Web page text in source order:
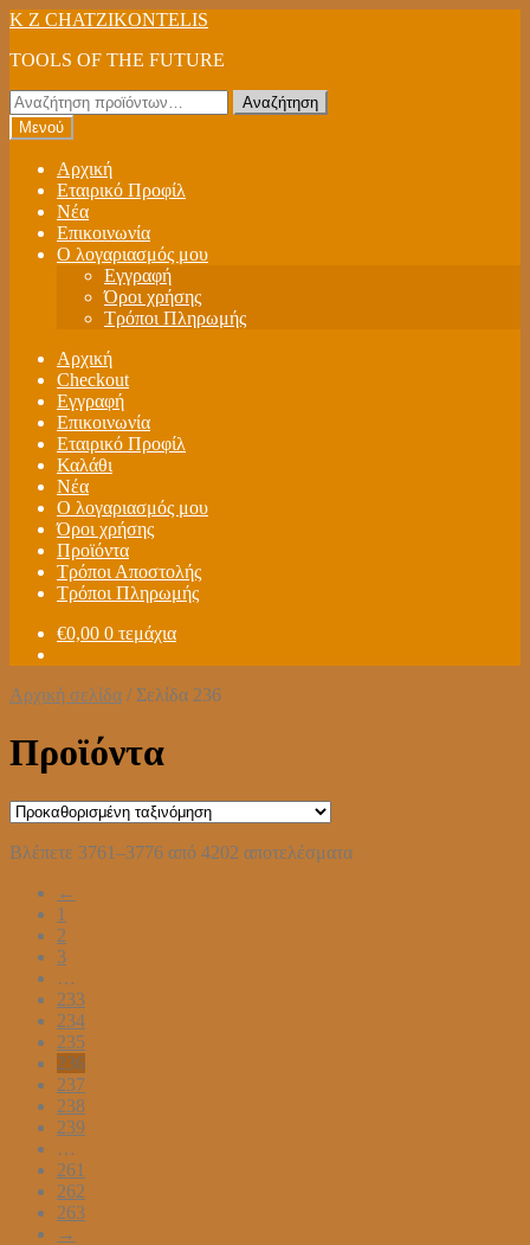
Απευθείας
στην
Μετάβαση
περιεχόμενο
K Z CHATZIKONTELIS
TOOLS OF THE FUTURE
Αναζήτηση
για:
Αναζήτηση
Μενού
Αρχική
Εταιρικό Προφίλ
Νέα
Επικοινωνία
Ο λογαριασμός μου
Εγγραφή
Όροι χρήσης
Τρόποι Πληρωμής
Αρχική
Checkout
Εγγραφή
Επικοινωνία
Εταιρικό Προφίλ
Καλάθι
Νέα
Ο λογαριασμός μου
Όροι χρήσης
Προϊόντα
Τρόποι Αποστολής
Τρόποι Πληρωμής
€0,00 0 τεμάχια
Αρχική σελίδα / Σελίδα 236
Προϊόντα
Βλέπετε 3761–3776 από 4202 αποτελέσματα
←
1
2
3
…
233
234
235
236
237
238
239
…
261
262
263
→